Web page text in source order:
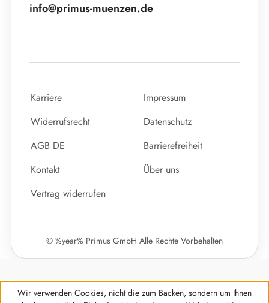
info@primus-muenzen.de
Karriere
Impressum
Widerrufsrecht
Datenschutz
AGB DE
Barrierefreiheit
Kontakt
Über uns
Vertrag widerrufen
© %year% Primus GmbH Alle Rechte Vorbehalten
Wir verwenden Cookies, nicht die zum Backen, sondern um Ihnen